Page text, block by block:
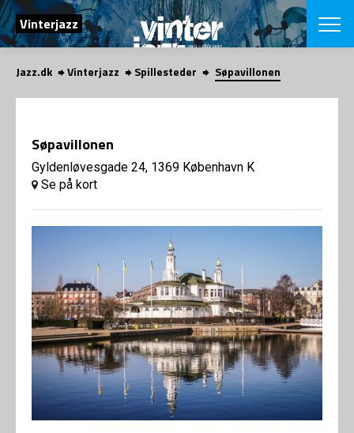
SØG
Vinterjazz
English
App
App
Om
Om
Kontakt
Om fonden
Om
SHOP
Jazz.dk Vinterjazz Spillesteder Søpavillonen
Søpavillonen
Gyldenløvesgade 24, 1369 København K
Se på kort